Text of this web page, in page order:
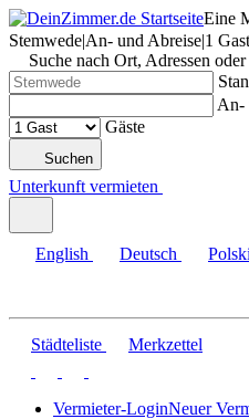
Eine
Stemwede|An- und Abreise|1 Gast
Suche nach Ort, Adressen
An-
Gäste
Suchen
Unterkunft vermieten
English Deutsch Polski
Städteliste Merkzettel
Vermieter-LoginNeuer